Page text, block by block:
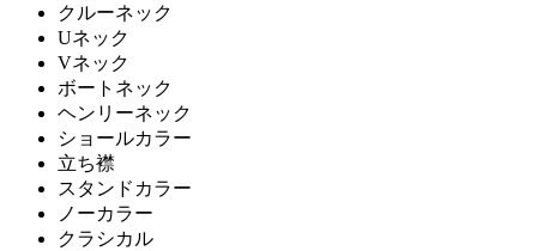
クルーネック
Uネック
Vネック
ボートネック
ヘンリーネック
ショールカラー
立ち襟
スタンドカラー
ノーカラー
クラシカル